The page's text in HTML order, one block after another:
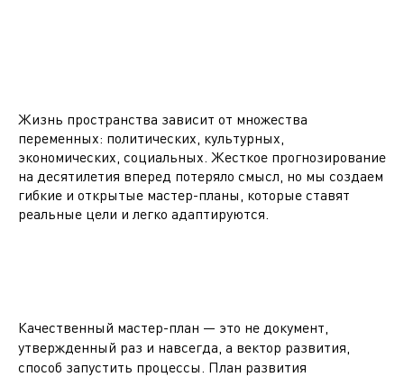
Жизнь пространства зависит от множества
переменных: политических, культурных,
экономических, социальных. Жесткое прогнозирование
на десятилетия вперед потеряло смысл, но мы создаем
гибкие и открытые мастер-планы, которые ставят
реальные цели и легко адаптируются.
Качественный мастер-план — это не документ,
утвержденный раз и навсегда, а вектор развития,
способ запустить процессы. План развития